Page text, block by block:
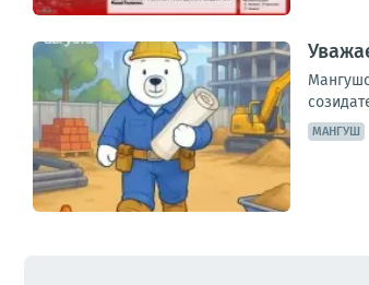
МАНГУШ